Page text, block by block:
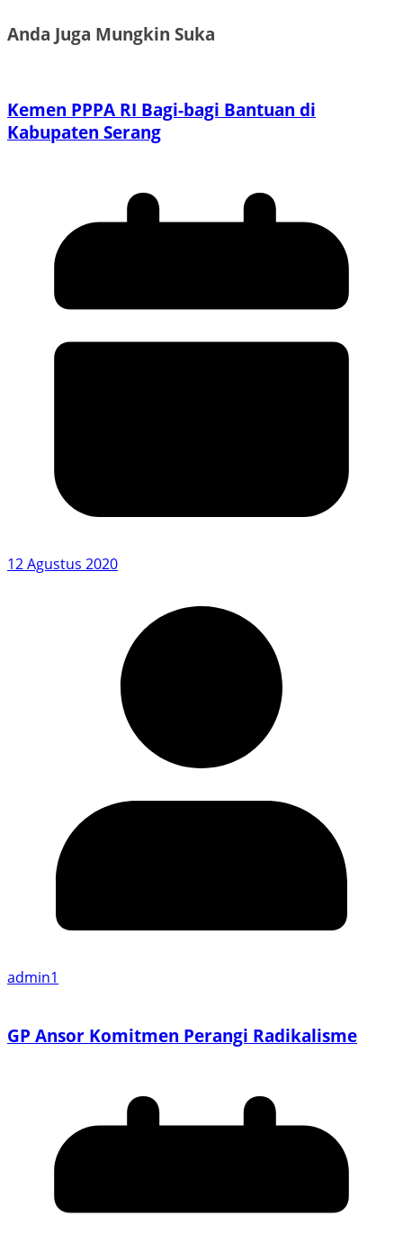
Anda Juga Mungkin Suka
Kemen PPPA RI Bagi-bagi Bantuan di
Kabupaten Serang
12 Agustus 2020
admin1
GP Ansor Komitmen Perangi Radikalisme